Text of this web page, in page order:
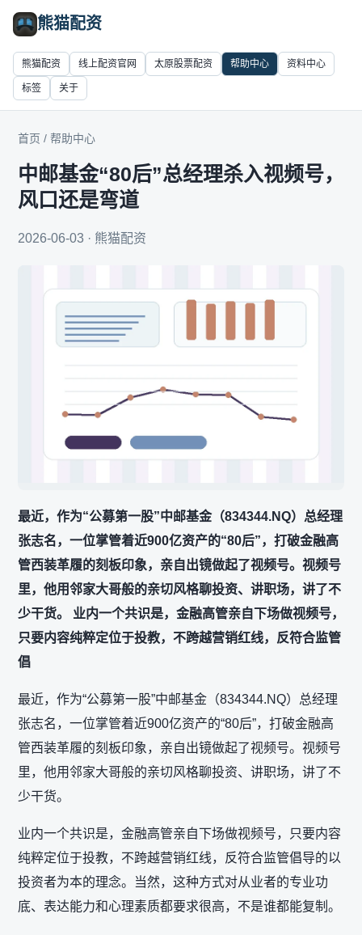
熊猫配资
熊猫配资 线上配资官网 太原股票配资 帮助中心 资料中心
标签 关于
首页 / 帮助中心
中邮基金“80后”总经理杀入视频号，
风口还是弯道
2026-06-03 · 熊猫配资
最近，作为“公募第一股”中邮基金（834344.NQ）总经理
张志名，一位掌管着近900亿资产的“80后”，打破金融高
管西装革履的刻板印象，亲自出镜做起了视频号。视频号
里，他用邻家大哥般的亲切风格聊投资、讲职场，讲了不
少干货。 业内一个共识是，金融高管亲自下场做视频号，
只要内容纯粹定位于投教，不跨越营销红线，反符合监管
倡
最近，作为“公募第一股”中邮基金（834344.NQ）总经理
张志名，一位掌管着近900亿资产的“80后”，打破金融高
管西装革履的刻板印象，亲自出镜做起了视频号。视频号
里，他用邻家大哥般的亲切风格聊投资、讲职场，讲了不
少干货。
业内一个共识是，金融高管亲自下场做视频号，只要内容
纯粹定位于投教，不跨越营销红线，反符合监管倡导的以
投资者为本的理念。当然，这种方式对从业者的专业功
底、表达能力和心理素质都要求很高，不是谁都能复制。